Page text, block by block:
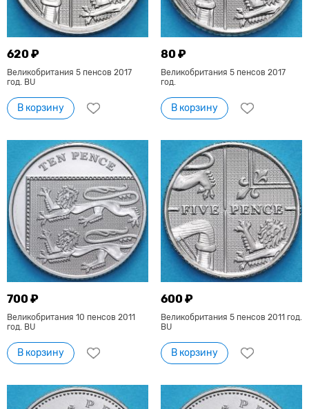
620 ₽
Великобритания 5 пенсов 2017
год. BU
В корзину
80 ₽
Великобритания 5 пенсов 2017
год.
В корзину
700 ₽
Великобритания 10 пенсов 2011
год. BU
В корзину
600 ₽
Великобритания 5 пенсов 2011 год.
BU
В корзину